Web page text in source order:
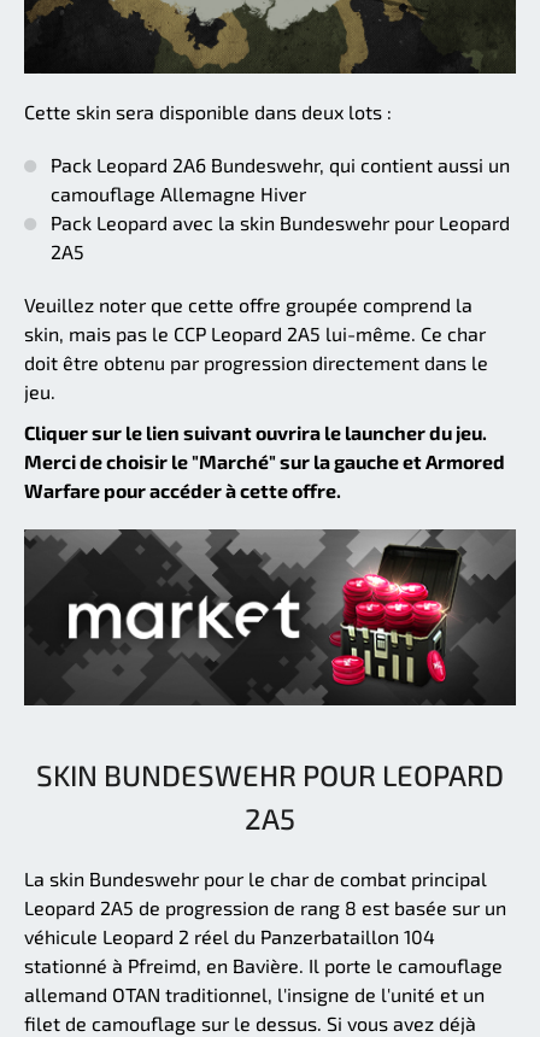
Cette skin sera disponible dans deux lots :
Pack Leopard 2A6 Bundeswehr, qui contient aussi un
camouflage Allemagne Hiver
Pack Leopard avec la skin Bundeswehr pour Leopard
2A5
Veuillez noter que cette offre groupée comprend la
skin, mais pas le CCP Leopard 2A5 lui-même. Ce char
doit être obtenu par progression directement dans le
jeu.
Cliquer sur le lien suivant ouvrira le launcher du jeu.
Merci de choisir le "Marché" sur la gauche et Armored
Warfare pour accéder à cette offre.
SKIN BUNDESWEHR POUR LEOPARD
2A5
La skin Bundeswehr pour le char de combat principal
Leopard 2A5 de progression de rang 8 est basée sur un
véhicule Leopard 2 réel du Panzerbataillon 104
stationné à Pfreimd, en Bavière. Il porte le camouflage
allemand OTAN traditionnel, l'insigne de l'unité et un
filet de camouflage sur le dessus. Si vous avez déjà